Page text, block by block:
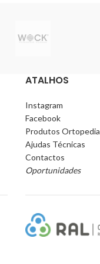
ATALHOS
Instagram
Facebook
Produtos Ortopedia
Ajudas Técnicas
Contactos
Oportunidades